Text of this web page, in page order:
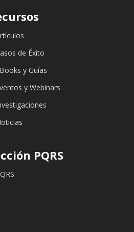
de Éxito
y Guías
y Webinars
PQRS